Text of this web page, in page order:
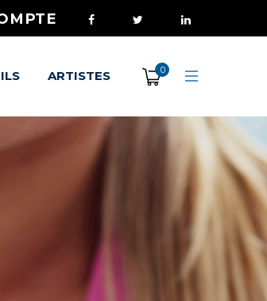
ARTISTES 0